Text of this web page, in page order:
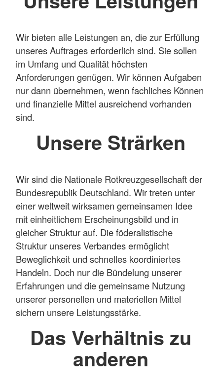
Wir bieten alle Leistungen an, die zur Erfüllung
unseres Auftrages erforderlich sind. Sie sollen
im Umfang und Qualität höchsten
Anforderungen genügen. Wir können Aufgaben
nur dann übernehmen, wenn fachliches Können
und finanzielle Mittel ausreichend vorhanden
sind.
Unsere Strärken
Wir sind die Nationale Rotkreuzgesellschaft der
Bundesrepublik Deutschland. Wir treten unter
einer weltweit wirksamen gemeinsamen Idee
mit einheitlichem Erscheinungsbild und in
gleicher Struktur auf. Die föderalistische
Struktur unseres Verbandes ermöglicht
Beweglichkeit und schnelles koordiniertes
Handeln. Doch nur die Bündelung unserer
Erfahrungen und die gemeinsame Nutzung
unserer personellen und materiellen Mittel
sichern unsere Leistungsstärke.
Das Verhältnis zu
anderen